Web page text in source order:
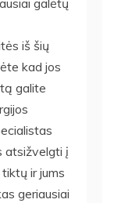
iš šių
kad jos
galite
atsižvelgti į
ir jums
geriausiai